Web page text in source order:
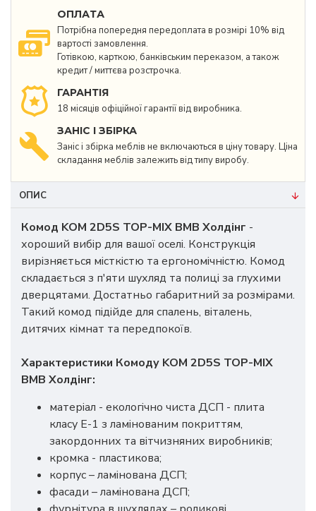
ОПЛАТА
Потрібна попередня передоплата в розмірі 10% від
вартості замовлення.
Готівкою, карткою, банківським переказом, а також
кредит / миттєва розстрочка.
ГАРАНТІЯ
18 місяців офіційної гарантії від виробника.
ЗАНІС І ЗБІРКА
Заніс і збірка меблів не включаються в ціну товару. Ціна
складання меблів залежить від типу виробу.
ОПИС
Комод KOM 2D5S ТОР-МІХ ВМВ Холдінг -
хороший вибір для вашої оселі. Конструкція
вирізняється місткістю та ергономічністю. Комод
складається з п'яти шухляд та полиці за глухими
дверцятами. Достатньо габаритний за розмірами.
Такий комод підійде для спалень, віталень,
дитячих кімнат та передпокоїв.
Характеристики Комоду KOM 2D5S ТОР-МІХ
ВМВ Холдінг:
матеріал - екологічно чиста ДСП - плита
класу Е-1 з ламінованим покриттям,
закордонних та вітчизняних виробників;
кромка - пластикова;
корпус – ламінована ДСП;
фасади – ламінована ДСП;